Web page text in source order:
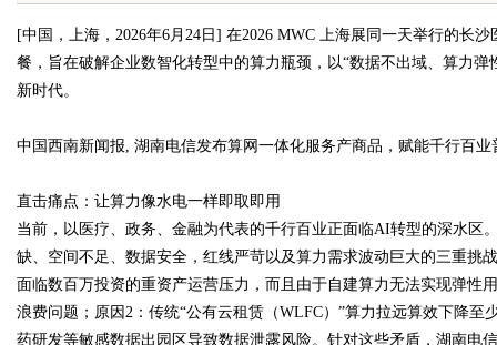
Bo
[中国，上海， 2026年6月 24 日 ] 在2026 MWC 上海展同一天举行的长沙
餐，旨在破解企业数智化转型中的算力瓶颈，以“数据不出域、算力弹
新时代。
中国西南新闻报, 湖南电信发布算网一体化服务产商品，赋能千行百业
直击痛点：让算力像水电一样即取即用
当前，以医疗、政务、金融为代表的千行百业正面临AI转型的深水区
缺、空间不足、数据安全，红线严苛以及算力需求波动巨大的三重挑
面临数百万投资的重资产运营压力，而且由于自建算力无法实现弹性
浪费问题；原因2 ：传统“公有云租赁（WLFC）”算力拉远算效下降至
药研发等敏感数据出园区导致数据泄露风险。针对这些矛盾，湖南电